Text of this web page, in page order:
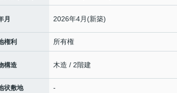
月 2026年4月(新築)
権利 所有権
構造 木造 / 2階建
状敷地 -